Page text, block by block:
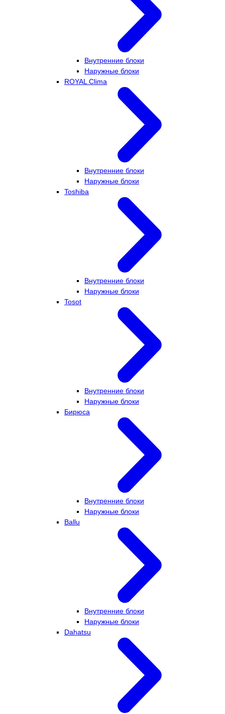
Внутренние блоки
Наружные блоки
ROYAL Clima
Внутренние блоки
Наружные блоки
Toshiba
Внутренние блоки
Наружные блоки
Tosot
Внутренние блоки
Наружные блоки
Бирюса
Внутренние блоки
Наружные блоки
Ballu
Внутренние блоки
Наружные блоки
Dahatsu